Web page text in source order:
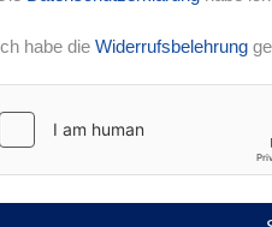
habe die Widerrufsbelehrung